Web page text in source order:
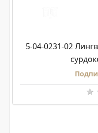
5-04-0231-02